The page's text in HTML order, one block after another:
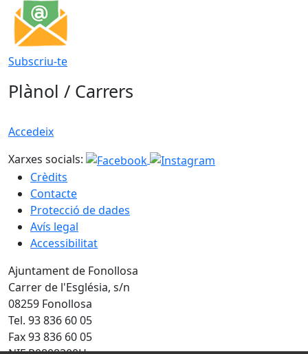
Subscriu-te
Plànol / Carrers
Accedeix
Xarxes socials:
Crèdits
Contacte
Protecció de dades
Avís legal
Accessibilitat
Ajuntament de Fonollosa
Carrer de l'Església, s/n
08259 Fonollosa
Tel. 93 836 60 05
Fax 93 836 60 05